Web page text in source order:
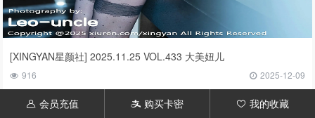
[XINGYAN星颜社] 2025.11.25 VOL.433 大美妞儿
916 2025-12-09
󦃱 会员充值 󦇱 购买卡密 󦆁 我的收藏